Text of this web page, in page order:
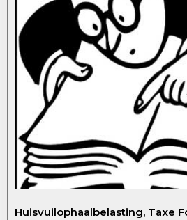
Huisvuilophaalbelasting, Taxe